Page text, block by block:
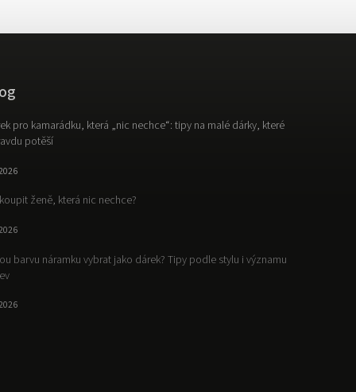
pro kamarádku, která „nic nechce“: tipy na malé dárky, které
potěší
ženě, která nic nechce?
barvu náramku vybrat jako dárek? Tipy podle stylu i významu